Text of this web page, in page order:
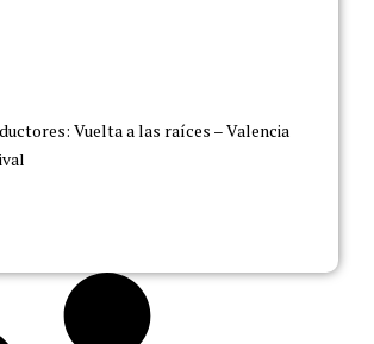
Vuelta a las raíces – Valencia